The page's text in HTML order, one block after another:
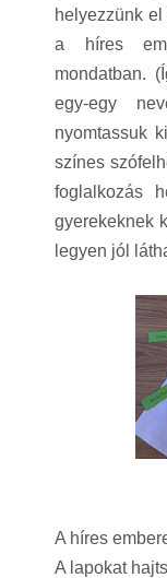
helyezzünk
a híres
mondatban.
egy-egy
nyomtassuk
színes
foglalkozás
gyerekeknek
legyen jól
A híres
A lapokat